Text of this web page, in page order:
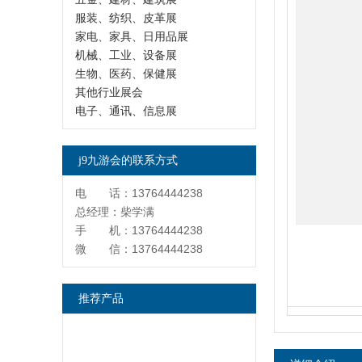
服装、纺织、皮革展
家电、家具、日用品展
机械、工业、设备展
生物、医药、保健展
其他行业展会
电子、通讯、信息展
j9九游会的联系方式
电 话：13764444238
总经理：柴学满
手 机：13764444238
微 信：13764444238
推荐产品